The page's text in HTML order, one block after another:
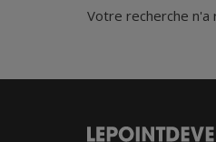
Votre recherche n'a